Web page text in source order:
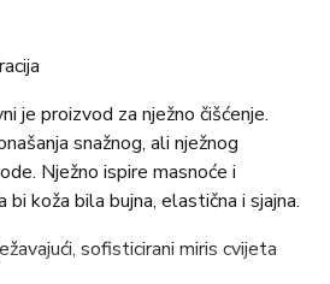
je proizvod za nježno čišćenje.
snažnog, ali nježnog
Nježno ispire masnoće i
koža bila bujna, elastična i sjajna.
sofisticirani miris cvijeta